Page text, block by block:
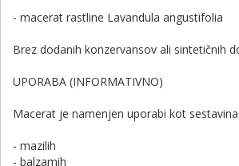
- macerat rastline Lavandula angustifolia
Brez dodanih konzervansov ali sintetičnih
UPORABA (INFORMATIVNO)
Macerat je namenjen uporabi kot sestavina
- mazilih
- balzamih